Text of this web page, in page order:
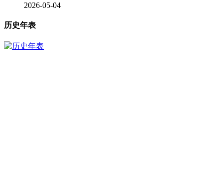
2026-05-04
历史年表